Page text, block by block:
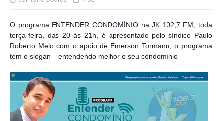
O programa ENTENDER CONDOMÍNIO na JK 102,7 FM, toda
terça-feira, das 20 às 21h, é apresentado pelo síndico Paulo
Roberto Melo com o apoio de Emerson Tormann, o programa
tem o slogan – entendendo melhor o seu condomínio